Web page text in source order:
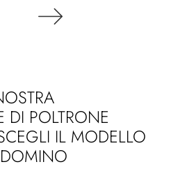
DI POLTRONE
IL MODELLO